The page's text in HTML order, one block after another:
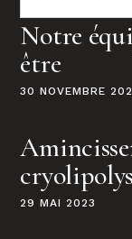
Notre
être
30 NOVEMBRE
29 MAI 2023